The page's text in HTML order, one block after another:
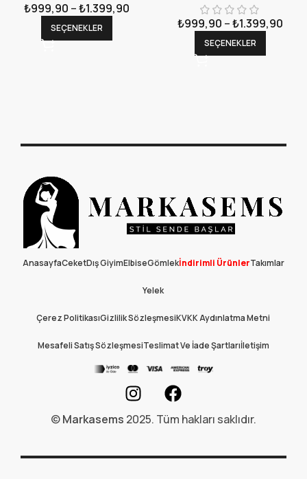
₺999,90 –₺1.399,90
SEÇENEKLER ₺999,90 –₺1.399,90
SEÇENEKLER
AnasayfaCeketDış GiyimElbiseGömlekİndirimli ÜrünlerTakımlar
Yelek
Çerez PolitikasıGizlilik SözleşmesiKVKK Aydınlatma Metni
Mesafeli Satış SözleşmesiTeslimat Ve İade Şartlarıİletişim
©Markasems 2025. Tüm hakları saklıdır.